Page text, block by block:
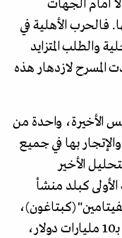
أمام الجهات
فالحرب الأهلية في
والطلب المتزايد
المسرح لازدهار هذه
الأخيرة، واحدة من
والإتجار بها في جميع
الأخير
كبلد منشأ
(كبتاغون)،
الذي بات صناعة مزدهرة تقدر قيمتها بـ10 مليارات دولار،